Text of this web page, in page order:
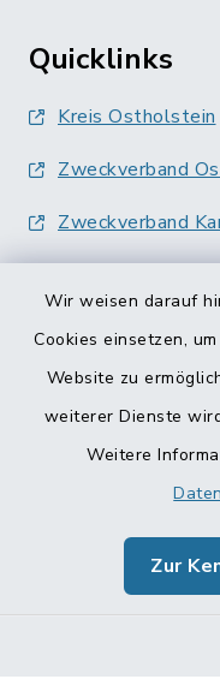
Wir weisen darauf
Cookies einsetzen,
Website zu
weiterer Dienste
Weitere
Zur
Quicklinks
Kreis Ostholstein
Zweckverband
Zweckverband